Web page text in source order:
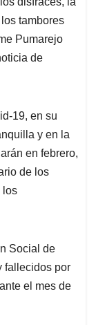
tambores
Pumarejo
de
19, en su
y en la
en febrero,
de los
los
Social de
fallecidos por
el mes de